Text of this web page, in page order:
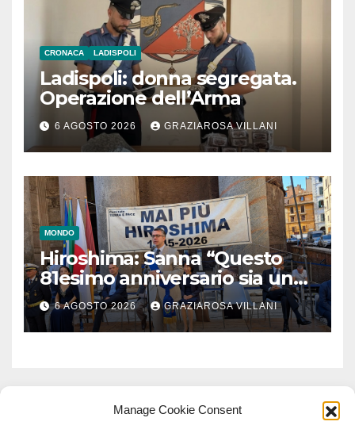
Manage Cookie Consent
CRONACA LADISPOLI
Ladispoli: donna segregata.
Operazione dell’Arma
6 AGOSTO 2026 GRAZIAROSA VILLANI
MONDO
Hiroshima: Sanna “Questo
81esimo anniversario sia un
monito per tutti”
6 AGOSTO 2026 GRAZIAROSA VILLANI